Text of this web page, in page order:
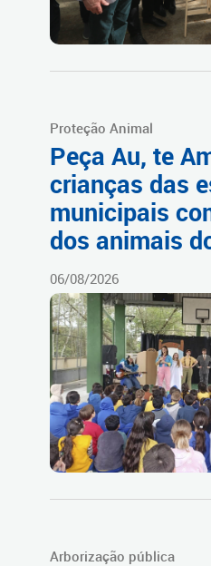
Proteção Animal
Peça Au, te
crianças das
municipais
dos animais
06/08/2026
Arborização pública